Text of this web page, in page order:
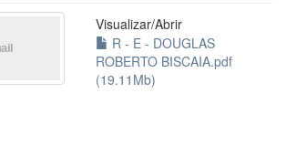
Visualizar/Abrir
R - E - DOUGLAS
ROBERTO BISCAIA.pdf
(19.11Mb)